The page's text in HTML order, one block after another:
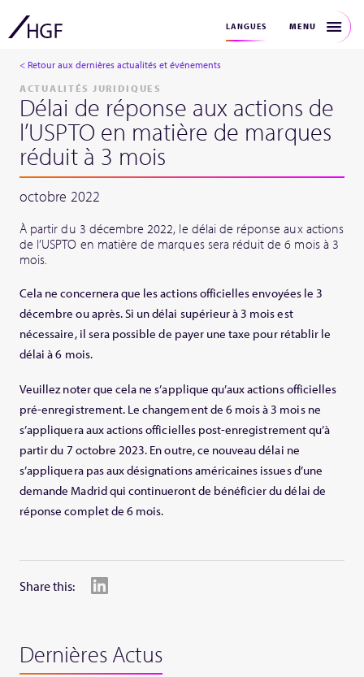
LANGUES MENU
< Retour aux dernières actualités et événements
ACTUALITÉS JURIDIQUES
Délai de réponse aux actions de
l’USPTO en matière de marques
réduit à 3 mois
octobre 2022
À partir du 3 décembre 2022, le délai de réponse aux actions
de l’USPTO en matière de marques sera réduit de 6 mois à 3
mois.
Cela ne concernera que les actions officielles envoyées le 3
décembre ou après. Si un délai supérieur à 3 mois est
nécessaire, il sera possible de payer une taxe pour rétablir le
délai à 6 mois.
Veuillez noter que cela ne s’applique qu’aux actions officielles
pré-enregistrement. Le changement de 6 mois à 3 mois ne
s’appliquera aux actions officielles post-enregistrement qu’à
partir du 7 octobre 2023. En outre, ce nouveau délai ne
s’appliquera pas aux désignations américaines issues d’une
demande Madrid qui continueront de bénéficier du délai de
réponse complet de 6 mois.
Share this:
Dernières Actus